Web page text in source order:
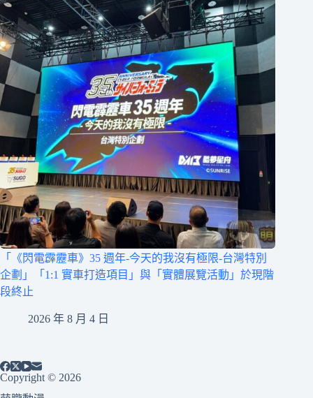
「《閃電霹靂車》35 週年-今天的我沒有極限-台灣特別
企劃」「1:1 實車打造項目」與「實體展覽活動」於現階
段終止
2026 年 8 月 4 日
Copyright © 2026